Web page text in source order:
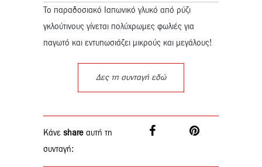
Το παραδοσιακό Ιαπωνικό γλυκό από ρύζι
γκλούτινους γίνεται πολύχρωμες φωλιές για
παγωτό και εντυπωσιάζει μικρούς και μεγάλους!
Δες τη συνταγή εδώ
Κάνε share αυτή τη
συνταγή: